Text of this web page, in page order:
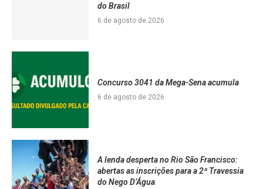
do Brasil
6 de agosto de 2026
Concurso 3041 da Mega-Sena acumula
6 de agosto de 2026
A lenda desperta no Rio São Francisco:
abertas as inscrições para a 2ª Travessia
do Nego D’Água